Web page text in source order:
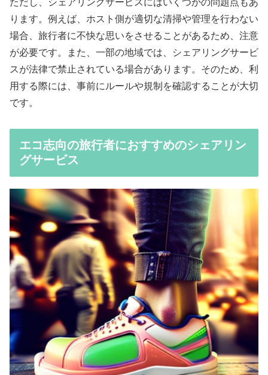
ただし、シェアリングサービスにはいくつかの問題点もあ
ります。例えば、ホスト側が適切な清掃や管理を行わない
場合、旅行者に不快な思いをさせることがあるため、注意
が必要です。また、一部の地域では、シェアリングサービ
スが法律で禁止されている場合があります。そのため、利
用する際には、事前にルールや規制を確認することが大切
です。
エコ志向の旅行者におすすめのシェアリン
グサービス